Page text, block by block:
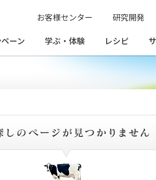
ーン 学ぶ・ 体験 レシピ
お客様センター 研究開発